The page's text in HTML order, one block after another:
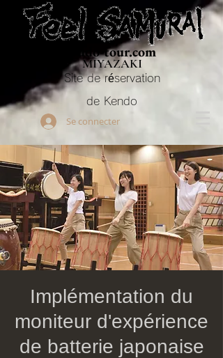
Budo-tour.com
MIYAZAKI
Site de réservation
de Kendo
Se connecter
Implémentation du
moniteur d'expérience
de batterie japonaise